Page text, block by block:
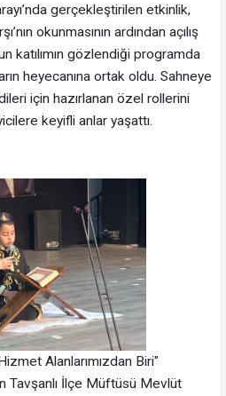
gerçekleştirilen etkinlik,
okunmasının ardından açılış
katılımın gözlendiği programda
heyecanına ortak oldu. Sahneye
için hazırlanan özel rollerini
keyifli anlar yaşattı.
Alanlarımızdan Biri"
Tavşanlı İlçe Müftüsü Mevlüt